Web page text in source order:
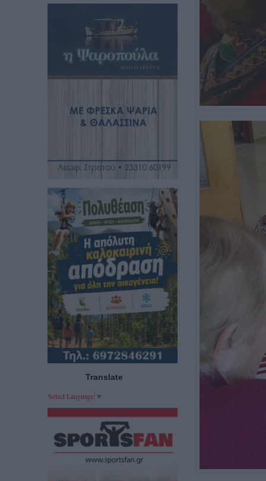
Translate
Select Language ▼